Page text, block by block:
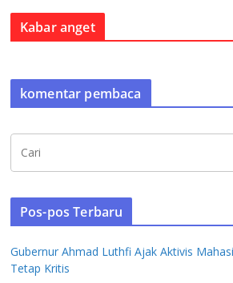
Kabar anget
komentar pembaca
Pos-pos Terbaru
Gubernur Ahmad Luthfi Ajak Aktivis
Tetap Kritis